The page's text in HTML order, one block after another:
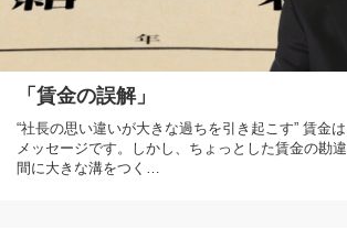
「賃金の誤解」
“社長の思い違いが大きな過ちを引き起こす” 賃金
メッセージです。しかし、ちょっとした賃金の勘
間に大きな溝をつく…